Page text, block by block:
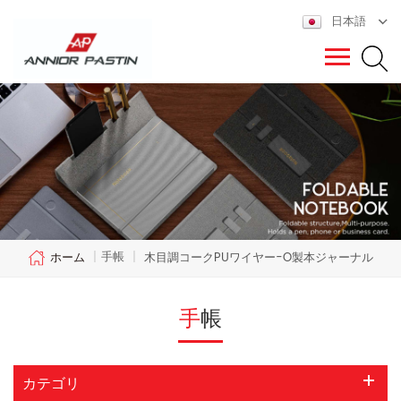
日本語
ホーム | 手帳 | 木目調コークPUワイヤー-O製本ジャーナル
手帳
カテゴリ